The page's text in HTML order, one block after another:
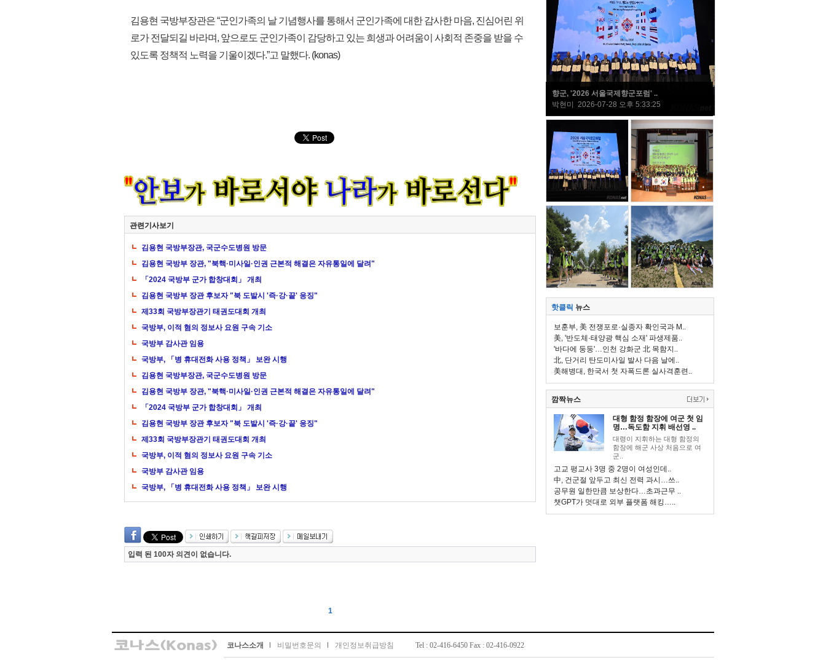
김용현 국방부장관은 “군인가족의 날 기념행사를 통해서 군인가족에 대한 감사한 마음, 진심어린 위
로가 전달되길 바라며, 앞으로도 군인가족이 감당하고 있는 희생과 어려움이 사회적 존중을 받을 수
있도록 정책적 노력을 기울이겠다.”고 말했다. (konas)
관련기사보기
김용현 국방부장관, 국군수도병원 방문
김용현 국방부 장관, "북핵·미사일·인권 근본적 해결은 자유통일에 달려"
「2024 국방부 군가 합창대회」 개최
김용현 국방부 장관 후보자 "북 도발시 '즉·강·끝' 응징"
제33회 국방부장관기 태권도대회 개최
국방부, 이적 혐의 정보사 요원 구속 기소
국방부 감사관 임용
국방부, 「병 휴대전화 사용 정책」 보완 시행
김용현 국방부장관, 국군수도병원 방문
김용현 국방부 장관, "북핵·미사일·인권 근본적 해결은 자유통일에 달려"
「2024 국방부 군가 합창대회」 개최
김용현 국방부 장관 후보자 "북 도발시 '즉·강·끝' 응징"
제33회 국방부장관기 태권도대회 개최
국방부, 이적 혐의 정보사 요원 구속 기소
국방부 감사관 임용
국방부, 「병 휴대전화 사용 정책」 보완 시행
입력 된 100자 의견이 없습니다.
1
향군, '2026 서울국제향군포럼' ..
박현미 2026-07-28 오후 5:33:25
핫클릭 뉴스
보훈부, 美 전쟁포로·실종자 확인국과 M..
美, '반도체·태양광 핵심 소재' 파생제품..
'바다에 둥둥'…인천 강화군 北 목함지..
北, 단거리 탄도미사일 발사 다음 날에..
美해병대, 한국서 첫 자폭드론 실사격훈련..
깜짝뉴스
대형 함정 함장에 여군 첫 임
명…독도함 지휘 배선영 ..
대령이 지휘하는 대형 함정의
함장에 해군 사상 처음으로 여
군..
고교 평교사 3명 중 2명이 여성인데..
中, 건군절 앞두고 최신 전력 과시…쓰..
공무원 일한만큼 보상한다…초과근무 ..
챗GPT가 멋대로 외부 플랫폼 해킹…..
코나스소개 비밀번호문의 개인정보취급방침 Tel : 02-416-6450 Fax : 02-416-0922